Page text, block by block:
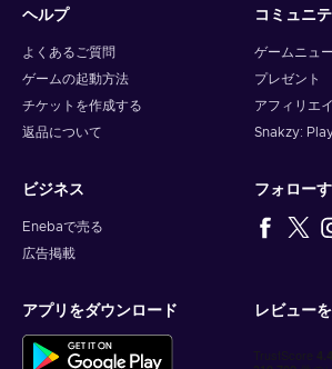
ヘルプ
よくあるご質問
ゲームの起動方法
チケットを作成する
返品について
コミュニ
ゲームニュ
プレゼント
アフィリエ
Snakzy:
ビジネス
Enebaで売る
広告掲載
フォロー
アプリをダウンロード レビュー